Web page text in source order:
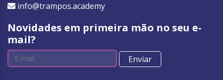
info@trampos.academy
Novidades em primeira mão no seu e-
mail?
Enviar